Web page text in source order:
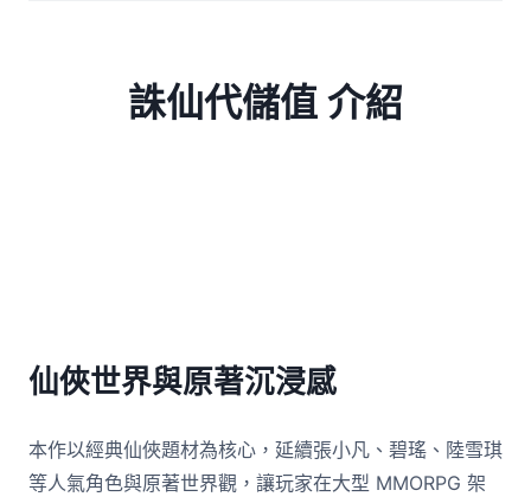
誅仙代儲值 介紹
仙俠世界與原著沉浸感
本作以經典仙俠題材為核心，延續張小凡、碧瑤、陸雪琪
等人氣角色與原著世界觀，讓玩家在大型 MMORPG 架